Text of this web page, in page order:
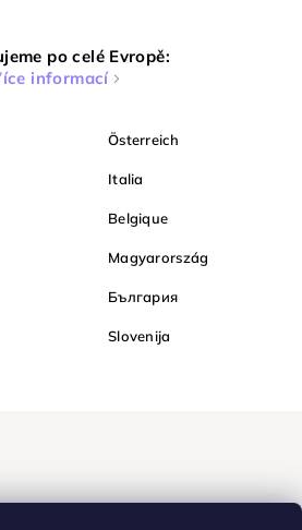
po celé Evropě:
informací
Österreich
Italia
Belgique
Magyarország
България
Slovenija